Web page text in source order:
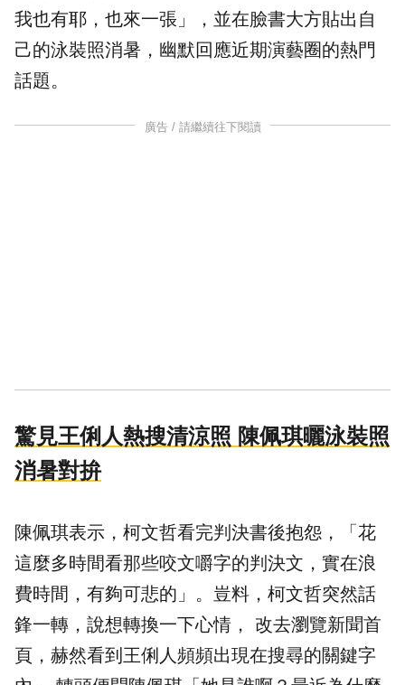
我也有耶，也來一張」，並在臉書大方貼出自
己的泳裝照消暑，幽默回應近期演藝圈的熱門
話題。
廣告 / 請繼續往下閱讀
驚見王俐人熱搜清涼照 陳佩琪曬泳裝照
消暑對拚
陳佩琪表示，柯文哲看完判決書後抱怨，「花
這麼多時間看那些咬文嚼字的判決文，實在浪
費時間，有夠可悲的」。豈料，柯文哲突然話
鋒一轉，說想轉換一下心情， 改去瀏覽新聞首
頁，赫然看到王俐人頻頻出現在搜尋的關鍵字